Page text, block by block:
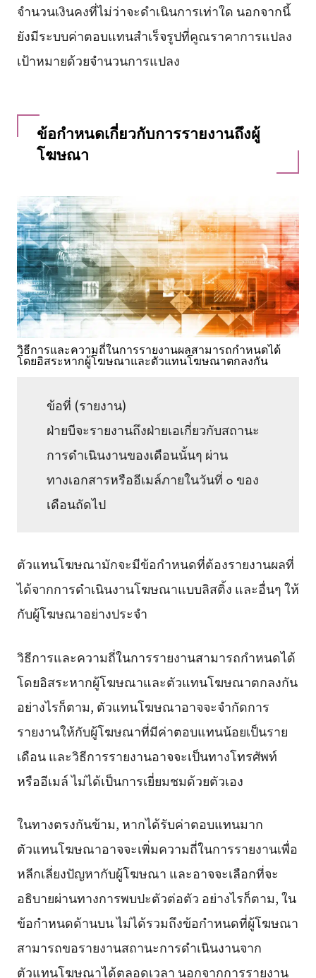
จำนวนเงินคงที่ไม่ว่าจะดำเนินการเท่าใด นอกจากนี้
ยังมีระบบค่าตอบแทนสำเร็จรูปที่คูณราคาการแปลง
เป้าหมายด้วยจำนวนการแปลง
ข้อกำหนดเกี่ยวกับการรายงานถึงผู้
โฆษณา
วิธีการและความถี่ในการรายงานผลสามารถกำหนดได้
โดยอิสระหากผู้โฆษณาและตัวแทนโฆษณาตกลงกัน
ข้อที่ (รายงาน)
ฝ่ายบีจะรายงานถึงฝ่ายเอเกี่ยวกับสถานะ
การดำเนินงานของเดือนนั้นๆ ผ่าน
ทางเอกสารหรืออีเมล์ภายในวันที่ ๐ ของ
เดือนถัดไป
ตัวแทนโฆษณามักจะมีข้อกำหนดที่ต้องรายงานผลที่
ได้จากการดำเนินงานโฆษณาแบบลิสติ้ง และอื่นๆ ให้
กับผู้โฆษณาอย่างประจำ
วิธีการและความถี่ในการรายงานสามารถกำหนดได้
โดยอิสระหากผู้โฆษณาและตัวแทนโฆษณาตกลงกัน
อย่างไรก็ตาม, ตัวแทนโฆษณาอาจจะจำกัดการ
รายงานให้กับผู้โฆษณาที่มีค่าตอบแทนน้อยเป็นราย
เดือน และวิธีการรายงานอาจจะเป็นทางโทรศัพท์
หรืออีเมล์ ไม่ได้เป็นการเยี่ยมชมด้วยตัวเอง
ในทางตรงกันข้าม, หากได้รับค่าตอบแทนมาก
ตัวแทนโฆษณาอาจจะเพิ่มความถี่ในการรายงานเพื่อ
หลีกเลี่ยงปัญหากับผู้โฆษณา และอาจจะเลือกที่จะ
อธิบายผ่านทางการพบปะตัวต่อตัว อย่างไรก็ตาม, ใน
ข้อกำหนดด้านบน ไม่ได้รวมถึงข้อกำหนดที่ผู้โฆษณา
สามารถขอรายงานสถานะการดำเนินงานจาก
ตัวแทนโฆษณาได้ตลอดเวลา นอกจากการรายงาน